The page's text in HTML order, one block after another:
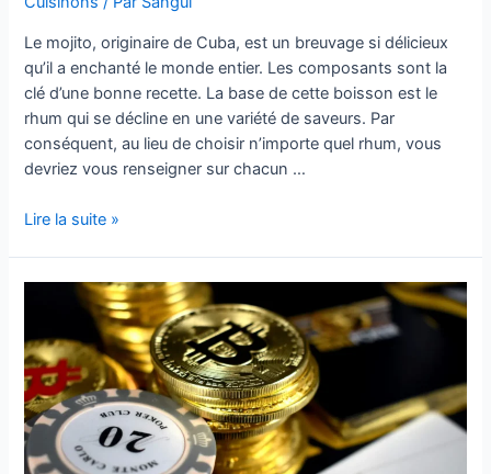
?
:
origine
et
préparation
Le mojito, originaire de Cuba, est un breuvage si délicieux
qu’il a enchanté le monde entier. Les composants sont la
clé d’une bonne recette. La base de cette boisson est le
rhum qui se décline en une variété de saveurs. Par
conséquent, au lieu de choisir n’importe quel rhum, vous
devriez vous renseigner sur chacun …
Rhum
bon
choix
de
rhum
pour
Lire la suite »